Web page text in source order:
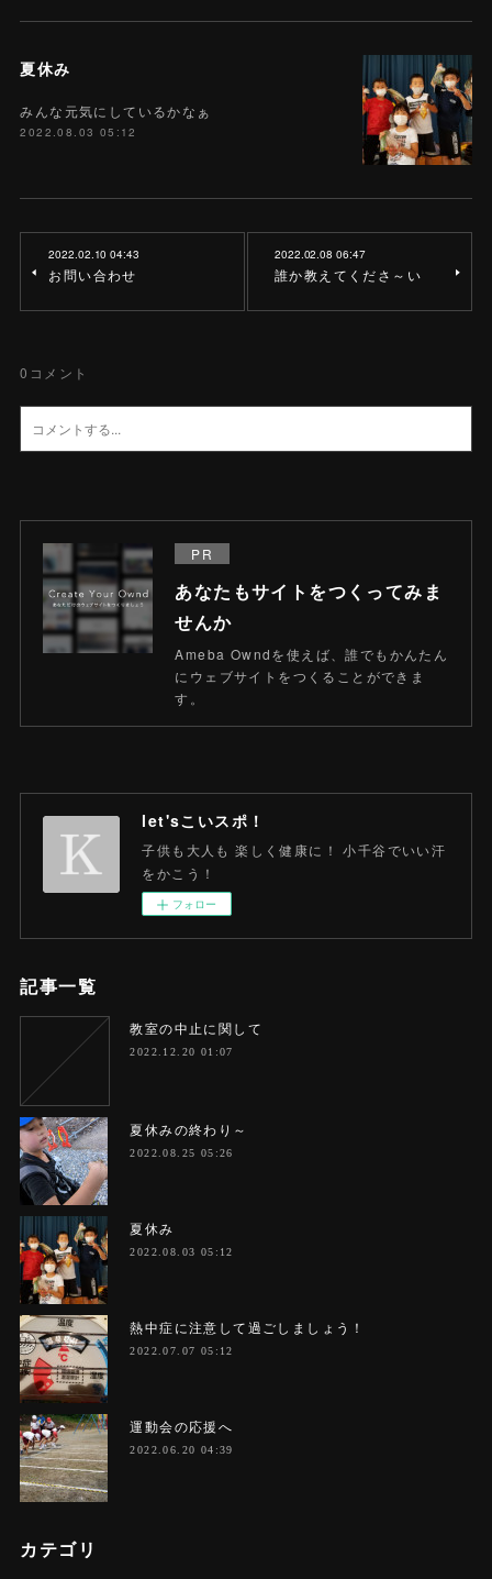
夏休み
みんな元気にしているかなぁ
2022.08.03 05:12
2022.02.10 04:43
お問い合わせ
2022.02.08 06:47
誰か教えてくださ～い
0 コメント
PR
あなたもサイトをつくってみま
せんか
Ameba Owndを使えば、誰でもかんたん
にウェブサイトをつくることができま
す。
let'sこいスポ！
子供も大人も 楽しく健康に！ 小千谷でいい汗
をかこう！
フォロー
記事一覧
教室の中止に関して
2022.12.20 01:07
夏休みの終わり～
2022.08.25 05:26
夏休み
2022.08.03 05:12
熱中症に注意して過ごしましょう！
2022.07.07 05:12
運動会の応援へ
2022.06.20 04:39
カテゴリ